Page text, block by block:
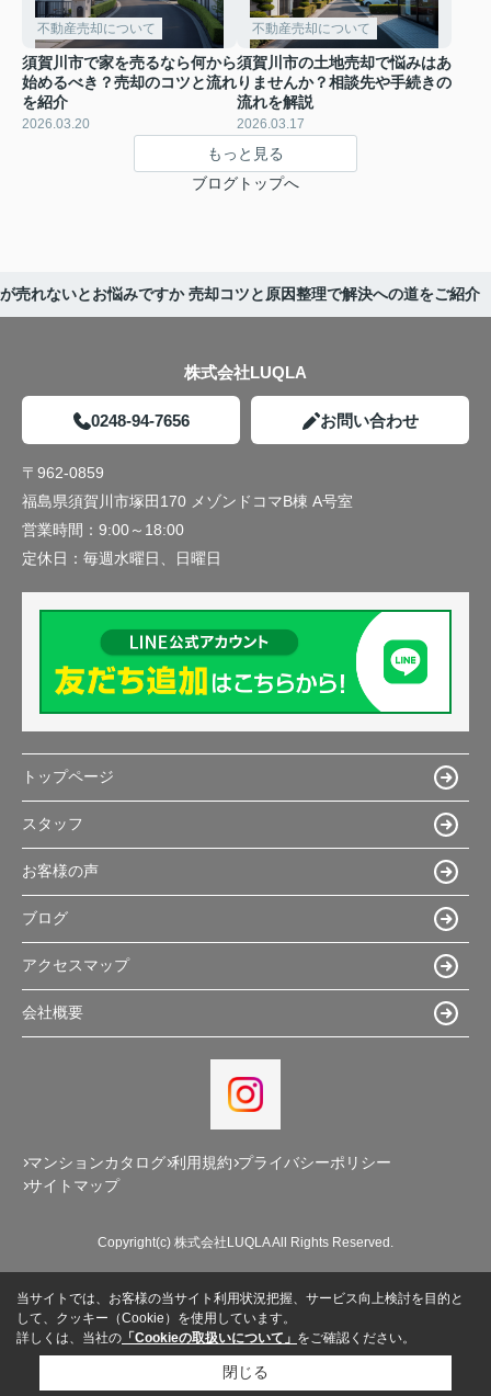
不動産売却について
須賀川市で家を売るなら何から
始めるべき？売却のコツと流れ
を紹介
2026.03.20
不動産売却について
須賀川市の土地売却で悩みはあ
りませんか？相談先や手続きの
流れを解説
2026.03.17
もっと見る
ブログトップへ
売れないとお悩みですか 売却コツと原因整理で解決への道をご紹介
株式会社LUQLA
0248-94-7656 お問い合わせ
〒962-0859
福島県須賀川市塚田170 メゾンドコマB棟 A号室
営業時間： 9:00～18:00
定休日： 毎週水曜日、日曜日
トップページ
スタッフ
お客様の声
ブログ
アクセスマップ
会社概要
マンションカタログ 利用規約 プライバシーポリシー
サイトマップ
Copyright(c) 株式会社LUQLA All Rights Reserved.
当サイトでは、お客様の当サイト利用状況把握、サービス向上検討を目的と
して、クッキー（Cookie）を使用しています。
詳しくは、当社の 「Cookieの取扱いについて」 をご確認ください。
閉じる